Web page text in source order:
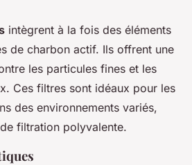
intègrent à la fois des éléments
de charbon actif. Ils offrent une
les particules fines et les
Ces filtres sont idéaux pour les
des environnements variés,
filtration polyvalente.